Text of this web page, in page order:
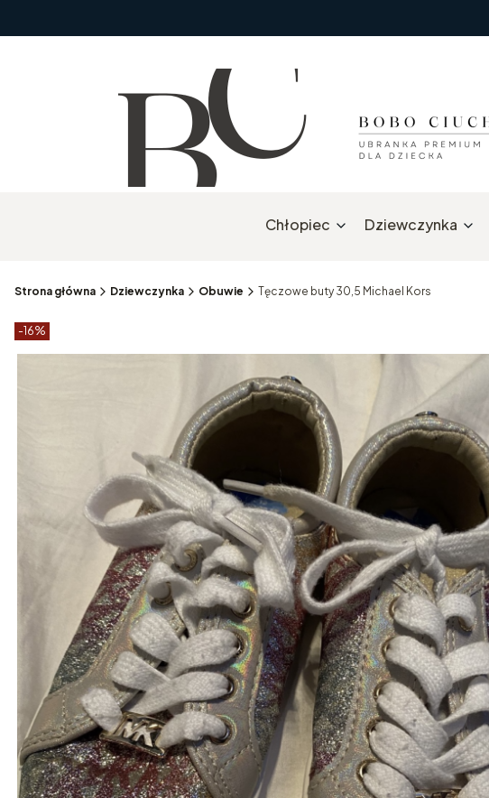
Chłopiec Dziewczynka
Strona główna Dziewczynka Obuwie Tęczowe buty 30,5 Michael Kors
Etykiety produktu
-16%